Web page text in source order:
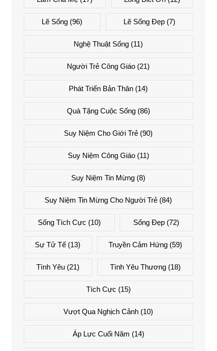
Lẽ Sống (96) Lẽ Sống Đẹp(7)
Nghệ Thuật Sống (11)
Người Trẻ Công Giáo (21)
Phát Triển Bản Thân (14)
Quà Tặng Cuộc Sống(86)
Suy Niệm Cho Giới Trẻ (90)
Suy Niệm Công Giáo(11)
Suy Niệm Tin Mừng (8)
Suy Niệm Tin Mừng Cho Người Trẻ (84)
Sống Tích Cực (10) Sống Đẹp (72)
Sự Tử Tế (13) Truyền Cảm Hứng(59)
Tình Yêu (21) Tình Yêu Thương(18)
Tích Cực (15)
Vượt Qua Nghịch Cảnh (10)
Áp Lực Cuối Năm (14)